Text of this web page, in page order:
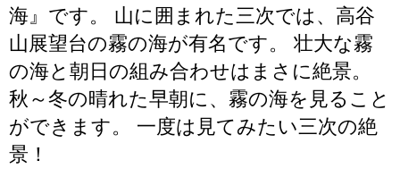
海』です。 山に囲まれた三次では、高谷
山展望台の霧の海が有名です。 壮大な霧
の海と朝日の組み合わせはまさに絶景。
秋～冬の晴れた早朝に、霧の海を見ること
ができます。 一度は見てみたい三次の絶
景！